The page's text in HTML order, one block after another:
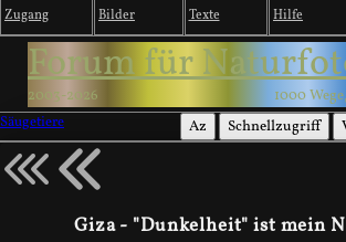
Zugang Bilder Texte Hilfe
Forum für
2003-2026
1000
Säugetiere
Az Schnellzugriff
Giza - "Dunkelheit" ist mein